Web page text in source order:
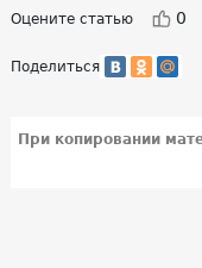
Оцените статью 0
Поделиться
При копировании